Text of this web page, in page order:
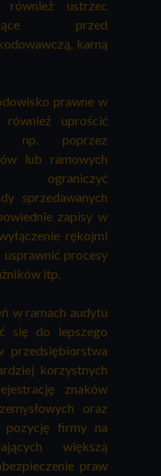
również ustrzec
przed
karną
prawne w
również uprościć
np. poprzez
lub ramowych
ograniczyć
sprzedawanych
zapisy w
rękojmi
procesy
itp.
w ramach audytu
się do lepszego
przedsiębiorstwa
korzystnych
ejestrację znaków
oraz
pozycję firmy na
większą
praw